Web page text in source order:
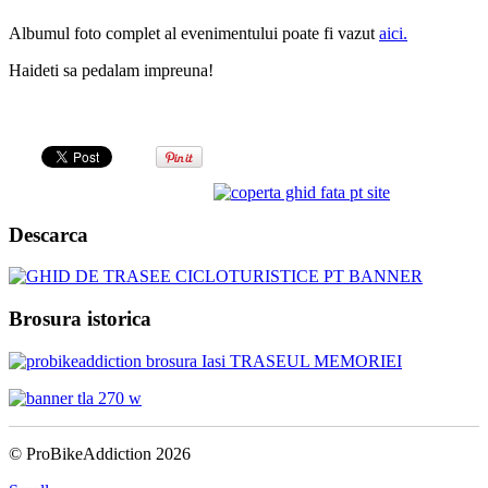
Albumul foto complet al evenimentului poate fi vazut aici.
Haideti sa pedalam impreuna!
Descarca
Brosura istorica
© ProBikeAddiction 2026